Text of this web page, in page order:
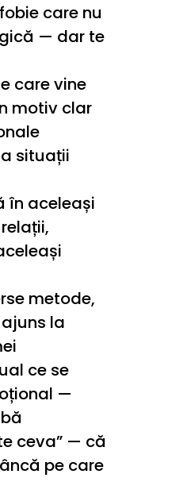
care nu
— dar te
care vine
motiv clar
situații
în aceleași
metode,
la
ce se
—
ceva” — că
pe care